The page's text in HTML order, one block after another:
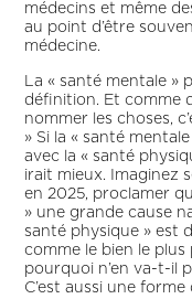
médecins et même
au point d’être
médecine.
La « santé mentale »
définition. Et comme
nommer les choses,
» Si la « santé
avec la « santé
irait mieux. Imaginez
en 2025, proclamer
» une grande cause
santé physique » est
comme le bien le plus
pourquoi n’en va-t-il
C’est aussi une